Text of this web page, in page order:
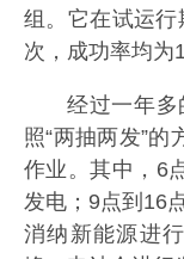
组。它在试运
次，成功率均为
经过一年
照“两抽两发”
作业。其中，6
发电；9点到16
消纳新能源进